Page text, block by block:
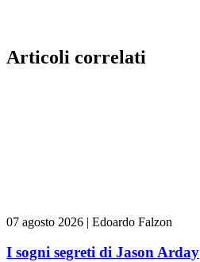
Articoli correlati
07 agosto 2026 | Edoardo Falzon
I sogni segreti di Jason Arday